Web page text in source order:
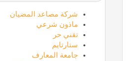
شركة مصاعد المضيان
ماذون شرعي
تقني حر
ستارتايم
جامعة المعارف